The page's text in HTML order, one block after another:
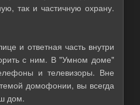
так и частичную охрану.
и ответная часть внутри
с ним. В "Умном доме"
и телевизоры. Вне
домофонии, вы всегда
дом.